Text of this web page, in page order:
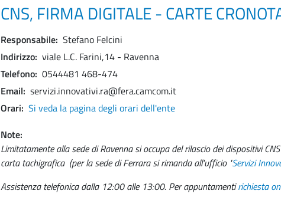
CNS, FIRMA DIGITALE - CARTE
Responsabile Stefano Felcini
Indirizzo viale L.C. Farini,14 - Ravenna
Telefono 0544481 468-474
Email servizi.innovativi.ra@fera.camcom.it
Orari Si veda la pagina degli orari dell'ente
Note
Limitatamente alla sede di Ravenna si occupa del rilascio dei dispositivi
carta tachigrafica (per la sede di Ferrara si rimanda all'ufficio "Servizi
Assistenza telefonica dalla 12:00 alle 13:00. Per appuntamentirichiesta